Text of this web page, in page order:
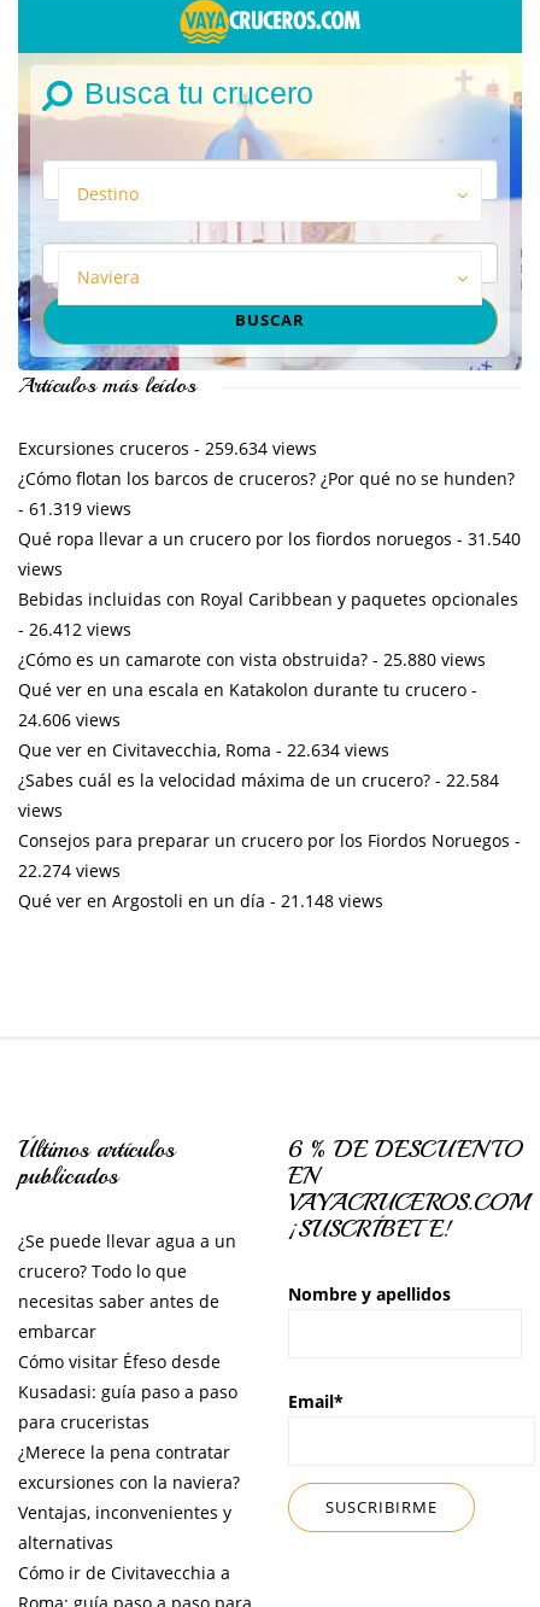
Busca tu crucero
Destino
Naviera
Artículos más leídos
Excursiones cruceros - 259.634 views
¿Cómo flotan los barcos de cruceros? ¿Por qué no se hunden?
- 61.319 views
Qué ropa llevar a un crucero por los fiordos noruegos - 31.540
views
Bebidas incluidas con Royal Caribbean y paquetes opcionales
- 26.412 views
¿Cómo es un camarote con vista obstruida? - 25.880 views
Qué ver en una escala en Katakolon durante tu crucero -
24.606 views
Que ver en Civitavecchia, Roma - 22.634 views
¿Sabes cuál es la velocidad máxima de un crucero? - 22.584
views
Consejos para preparar un crucero por los Fiordos Noruegos -
22.274 views
Qué ver en Argostoli en un día - 21.148 views
Últimos artículos
publicados
¿Se puede llevar agua a un
crucero? Todo lo que
necesitas saber antes de
embarcar
Cómo visitar Éfeso desde
Kusadasi: guía paso a paso
para cruceristas
¿Merece la pena contratar
excursiones con la naviera?
Ventajas, inconvenientes y
alternativas
Cómo ir de Civitavecchia a
6 % DE DESCUENTO
EN
VAYACRUCEROS.COM
¡SUSCRÍBETE!
Nombre y apellidos
Email*